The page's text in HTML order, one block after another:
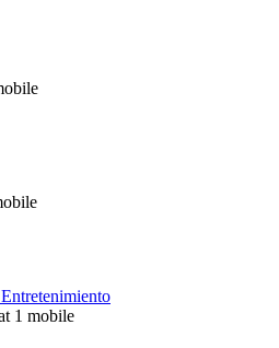
Entretenimiento